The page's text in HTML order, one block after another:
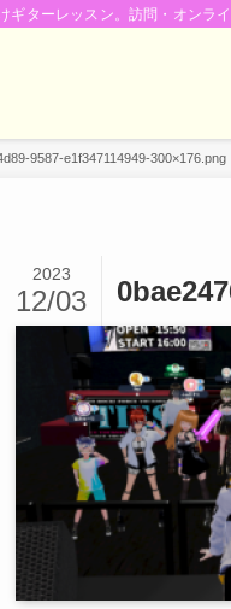
ギターレッスン。訪問・オンラ
9587-e1f347114949-300×176.png
2023
12/03